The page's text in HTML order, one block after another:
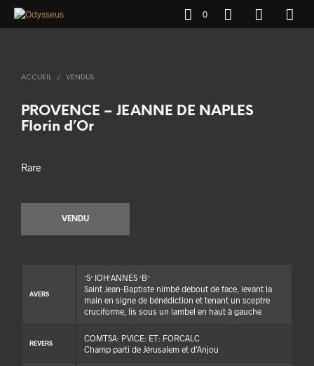
0
ACCUEIL / VENDUS
PROVENCE – JEANNE DE NAPLES
Florin d’Or
Rare
VENDU
AVERS
·S· IOH·ANNES ·B·
Saint Jean-Baptiste nimbé debout de face, levant la
main en signe de bénédiction et tenant un sceptre
cruciforme, lis sous un lambel en haut à gauche
REVERS
COMTSA: PVICE: ET: FORCALC
Champ parti de Jérusalem et d’Anjou